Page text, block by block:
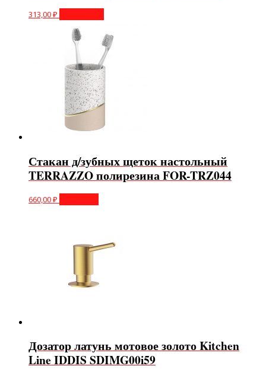
313,00₽
Стакан д/зубных щеток настольный
TERRAZZO полирезина FOR-TRZ044
660,00₽
Дозатор латунь мотовое золото Kitchen
Line IDDIS SDIMG00i59